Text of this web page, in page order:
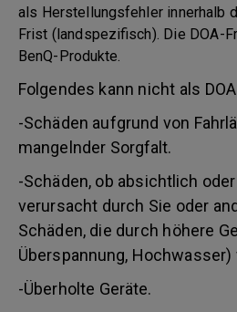
als Herstellungsfehler innerhalb
Frist (landspezifisch). Die DOA-
BenQ-Produkte.
Folgendes kann nicht als
-Schäden aufgrund von
mangelnder Sorgfalt.
-Schäden, ob absichtlich
verursacht durch Sie oder
Schäden, die durch höhere
Überspannung,
-Überholte Geräte.